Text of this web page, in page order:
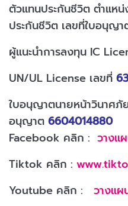
ตัวแทนประกันชีวิต ตำแหน่
ประกันชีวิต เลขที่ใบอนุญา
ผู้แนะนำการลงทุน IC
UN/UL License เลขที่
ใบอนุญาตนายหน้าวินาศภั
อนุญาต 6604014880
Facebook คลิก : วางแ
Tiktok คลิก :
Youtube คลิก : วางแผ